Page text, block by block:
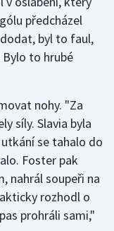
předcházel
byl to faul,
to hrubé
nohy. "Za
síly. Slavia byla
se tahalo do
Foster pak
nahrál soupeři na
rozhodl o
prohráli sami,"